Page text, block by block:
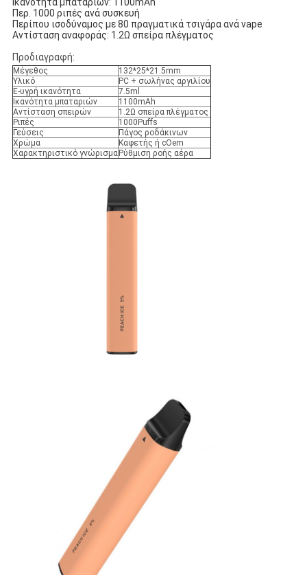
Ικανότητα μπαταριών: 1100mAh
Περ. 1000 ριπές ανά συσκευή
Περίπου ισοδύναμος με 80 πραγματικά τσιγάρα ανά vape
Αντίσταση αναφοράς: 1.2Ω σπείρα πλέγματος
Προδιαγραφή:
Μέγεθος
132*25*21.5mm
Υλικό
PC + σωλήνας αργιλίου
Ε-υγρή ικανότητα
7.5ml
Ικανότητα μπαταριών
1100mAh
Αντίσταση σπειρών
1.2Ω σπείρα πλέγματος
Ριπές
1000Puffs
Γεύσεις
Πάγος ροδάκινων
Χρώμα
Καφετής ή cOem
Χαρακτηριστικό γνώρισμα Ρύθμιση ροής αέρα